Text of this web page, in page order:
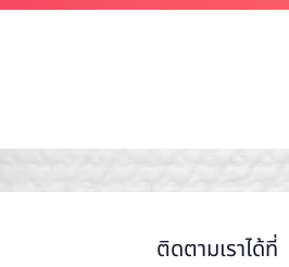
ติดตามเราได้ที่